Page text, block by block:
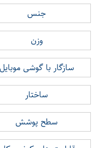
جنس
وزن
سازگار با گوشی موبایل
ساختار
سطح پوشش